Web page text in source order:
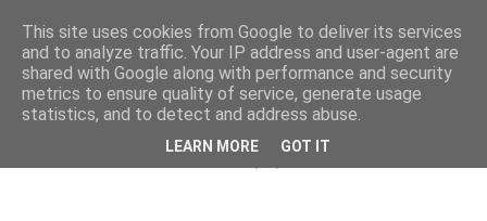
This site uses cookies from Google to deliver its services
and to analyze traffic. Your IP address and user-agent are
shared with Google along with performance and security
metrics to ensure quality of service, generate usage
statistics, and to detect and address abuse.
LEARN MORE GOT IT